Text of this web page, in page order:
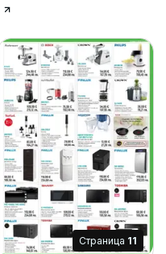
Cтраница 11